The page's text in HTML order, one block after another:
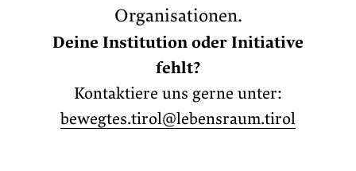
Organisationen.
Deine Institution oder Initiative
fehlt?
Kontaktiere uns gerne unter:
bewegtes.tirol@lebensraum.tirol